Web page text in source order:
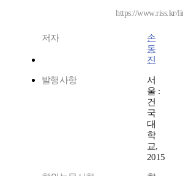
https://www.riss.kr/
저자
손
동
진
발행사항
서
울 :
건
국
대
학
교,
2015